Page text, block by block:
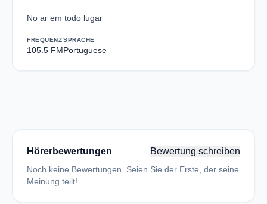
No ar em todo lugar
FREQUENZ
105.5 FM
SPRACHE
Portuguese
Hörerbewertungen Bewertung schreiben
Noch keine Bewertungen. Seien Sie der Erste, der seine
Meinung teilt!